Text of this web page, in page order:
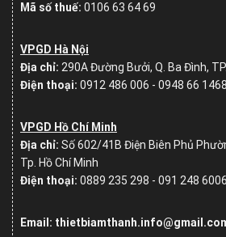
Mã số thuế: 0106 63 64 69
VPGD Hà Nội
Địa chỉ: 290A Đường Bưởi, Q. Ba Đình,
Điện thoại: 0912 486 006 - 0948 66
VPGD Hồ Chí Minh
Địa chỉ: Số602/41B Điện Biên Phủ
Tp. Hồ Chí Minh
Điện thoại: 0889 235 298 - 091 248 6006
Email: